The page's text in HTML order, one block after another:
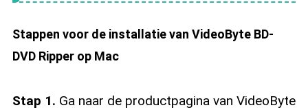
Stappen voor de installatie van VideoByte BD-
DVD Ripper op Mac
Stap 1. Ga naar de productpagina van VideoByte